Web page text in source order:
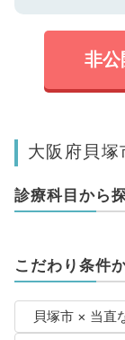
非公
大阪府貝
診療科目から
こだわり条件
貝塚市 × 当直